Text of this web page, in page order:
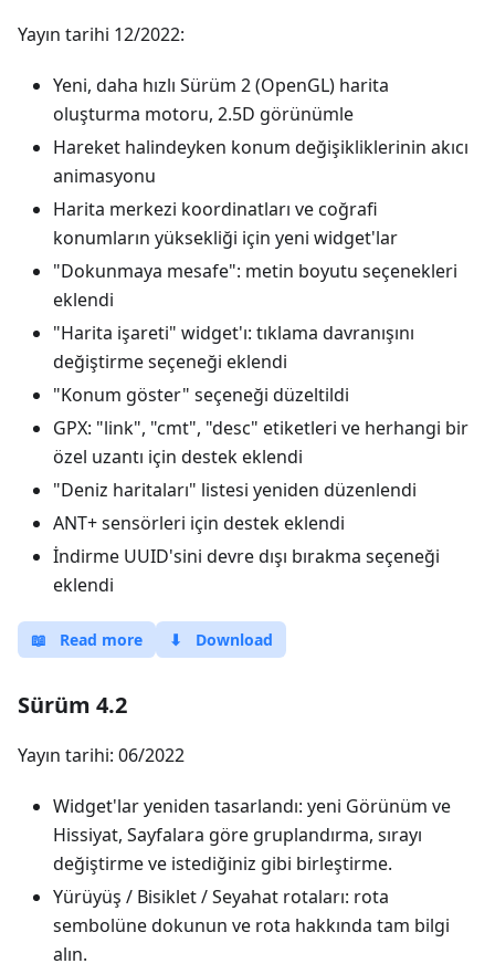
Yayın tarihi 12/2022:
Yeni, daha hızlı Sürüm 2 (OpenGL) harita
oluşturma motoru, 2.5D görünümle
Hareket halindeyken konum değişikliklerinin akıcı
animasyonu
Harita merkezi koordinatları ve coğrafi
konumların yüksekliği için yeni widget'lar
"Dokunmaya mesafe": metin boyutu seçenekleri
eklendi
"Harita işareti" widget'ı: tıklama davranışını
değiştirme seçeneği eklendi
"Konum göster" seçeneği düzeltildi
GPX: "link", "cmt", "desc" etiketleri ve herhangi bir
özel uzantı için destek eklendi
"Deniz haritaları" listesi yeniden düzenlendi
ANT+ sensörleri için destek eklendi
İndirme UUID'sini devre dışı bırakma seçeneği
eklendi
📖 Read more ⬇ Download
Sürüm 4.2
Yayın tarihi: 06/2022
Widget'lar yeniden tasarlandı: yeni Görünüm ve
Hissiyat, Sayfalara göre gruplandırma, sırayı
değiştirme ve istediğiniz gibi birleştirme.
Yürüyüş / Bisiklet / Seyahat rotaları: rota
sembolüne dokunun ve rota hakkında tam bilgi
alın.